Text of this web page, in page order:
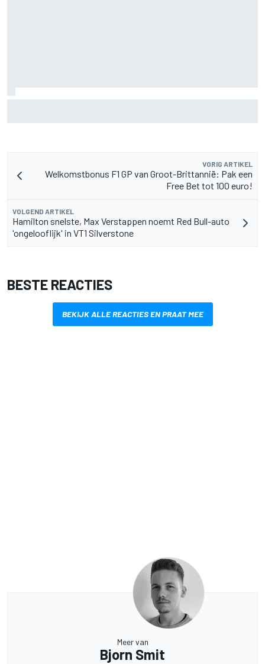
VORIG ARTIKEL
Welkomstbonus F1 GP van Groot-Brittannië: Pak een
Free Bet tot 100 euro!
VOLGEND ARTIKEL
Hamilton snelste, Max Verstappen noemt Red Bull-auto
'ongelooflijk' in VT1 Silverstone
BESTE REACTIES
BEKIJK ALLE REACTIES EN PRAAT MEE
Meer van
Bjorn Smit